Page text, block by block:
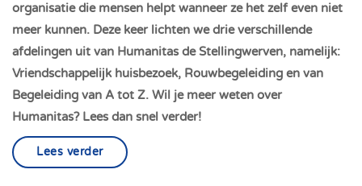
organisatie die mensen helpt wanneer ze het zelf even niet
meer kunnen. Deze keer lichten we drie verschillende
afdelingen uit van Humanitas de Stellingwerven, namelijk:
Vriendschappelijk huisbezoek, Rouwbegeleiding en van
Begeleiding van A tot Z. Wil je meer weten over
Humanitas? Lees dan snel verder!
Lees verder